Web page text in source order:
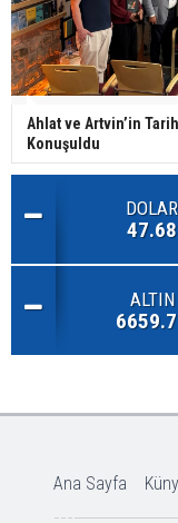
Ahlat ve Artvin’in
Konuşuldu
DOLAR
47.68
ALTIN
Ana Sayfa